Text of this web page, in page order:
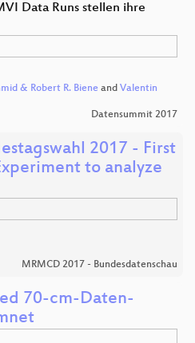
Data Runs stellen ihre
& Robert R. Biene and Valentin
Datensummit 2017
2017 - First
to analyze
MRMCD 2017 - Bundesdatenschau
70-cm-Daten-